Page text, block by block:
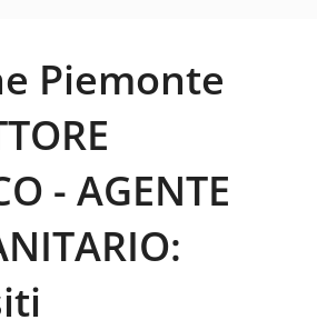
Piemonte
- AGENTE